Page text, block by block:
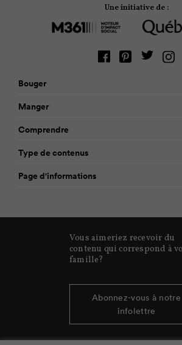
Une initiative de :
Bouger
Manger
Comprendre
Type de contenus
Page d'informations
Vous aimeriez recevoir du
contenu qui correspond à
famille?
Abonnez-vous à notre
infolettre